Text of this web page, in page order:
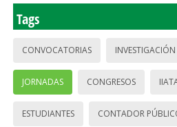
Tags
CONVOCATORIAS INVESTIGACIÓN
JORNADAS CONGRESOS
ESTUDIANTES CONTADOR